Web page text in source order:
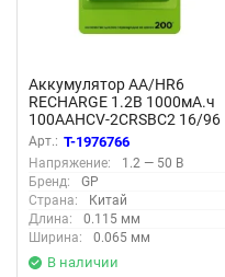
Аккумулятор AA/HR6
RECHARGE 1.2В 1000мА.ч
100AAHCV-2CRSBC2 16/96
(блист.2шт) GP 20252
Арт.: T-1976766
Напряжение:
1.2 — 50 В
Бренд:
GP
Страна:
Китай
Длина:
0.115 мм
Ширина:
0.065 мм
В наличии